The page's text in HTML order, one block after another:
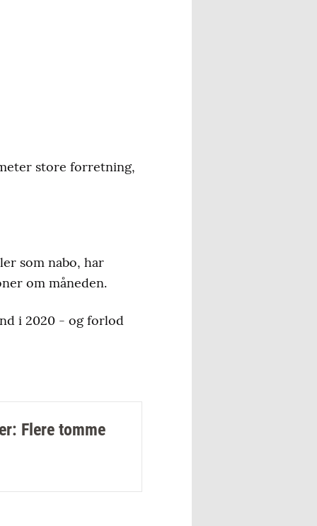
store forretning,
som nabo, har
om måneden.
i 2020 - og forlod
Flere tomme